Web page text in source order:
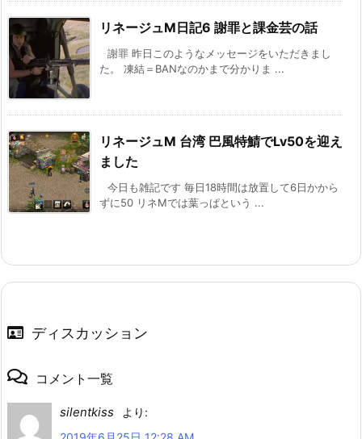
リネージュM日記6 謝罪と課金芸の話
謝罪 昨日このようなメッセージをいただきまし
た。 凍結＝BANなのかまで分かりま ...
リネージュM 台湾 巴風特鯖でLv50を迎え
ました
今日も雑記です 毎日18時間は放置して6日かから
ずに50 リネMでは葉っぱという ...
ディスカッション
コメント一覧
silentkiss
より: